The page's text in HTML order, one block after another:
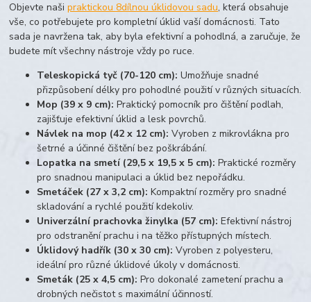
Objevte našipraktickou 8dílnou úklidovou sadu, která obsahuje
vše, co potřebujete pro kompletní úklid vaší domácnosti. Tato
sada je navržena tak, aby byla efektivní a pohodlná, a zaručuje, že
budete mít všechny nástroje vždy po ruce.
Teleskopická tyč (70-120 cm): Umožňuje snadné
přizpůsobení délky pro pohodlné použití v různých situacích.
Mop (39 x 9 cm): Praktický pomocník pro čištění podlah,
zajišťuje efektivní úklid a lesk povrchů.
Návlek na mop (42 x 12 cm): Vyroben z mikrovlákna pro
šetrné a účinné čištění bez poškrábání.
Lopatka na smetí (29,5 x 19,5 x 5 cm): Praktické rozměry
pro snadnou manipulaci a úklid bez nepořádku.
Smetáček (27 x 3,2 cm): Kompaktní rozměry pro snadné
skladování a rychlé použití kdekoliv.
Univerzální prachovka žinylka (57 cm): Efektivní nástroj
pro odstranění prachu i na těžko přístupných místech.
Úklidový hadřík (30 x 30 cm): Vyroben z polyesteru,
ideální pro různé úklidové úkoly v domácnosti.
Smeták (25 x 4,5 cm): Pro dokonalé zametení prachu a
drobných nečistot s maximální účinností.